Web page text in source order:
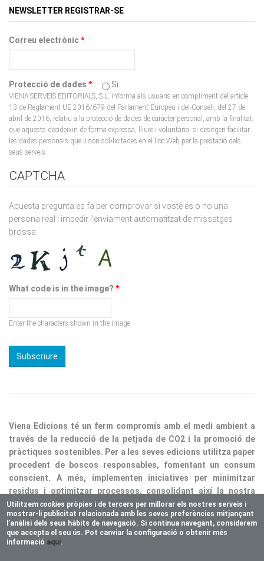
VIENA SERVEIS EDITORIALS, S.L. informa als usuaris en compliment del article
13 de Reglament UE 2016/679 del Parlament Europeu i del Consell, del 27 de
abril de 2016, relatiu a la protecció de dades de caràcter personal, amb la finalitat
que aquests decideixin de forma expressa, lliure i voluntària, si desitgen facilitar
les dades personals que li són sol•licitades en el lloc Web per la prestació dels
seus serveis.
persona real i impedir l'enviament automatitzat de missatges
brossa.
través de la reducció de la petjada de CO2 i la promoció de
pràctiques sostenibles. Per a les seves edicions utilitza paper
procedent de boscos responsables, fomentant un consum
conscient. A més, implementen iniciatives per minimitzar
residus i optimitzar processos, consolidant així la nostra
responsabilitat ecològica.
Copyright © 2025 Vienaeditorial.com. All rights reserved
Responsive theme, developed by easy&WEB
Utilitzemcookies pròpies i de tercers per millorar els nostres serveis i
mostrar-li publicitat relacionada amb les seves preferències mitjançant
l’anàlisi dels seus hàbits de navegació. Si continua navegant, considerem
que accepta el seu ús. Pot canviar la configuració o obtenir més
informació aquí.